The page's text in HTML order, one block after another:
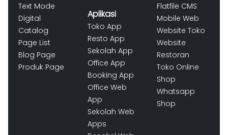
Text Mode
Digital
Catalog
Page List
Blog Page
Produk Page
Aplikasi
Toko App
Resto App
Sekolah App
Office App
Booking App
Office Web
App
Sekolah Web
Apps
Flatfile CMS
Mobile Web
Website Toko
Website
Restoran
Toko Online
Shop
Whatsapp
Shop